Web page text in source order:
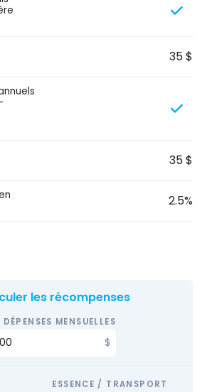
35 $
35 $
2.5%
les récompenses
MENSUELLES
ESSENCE / TRANSPORT